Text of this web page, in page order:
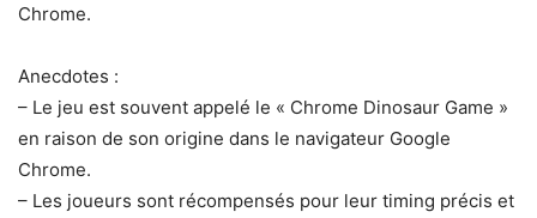
Chrome.
Anecdotes :
– Le jeu est souvent appelé le « Chrome Dinosaur Game »
en raison de son origine dans le navigateur Google
Chrome.
– Les joueurs sont récompensés pour leur timing précis et